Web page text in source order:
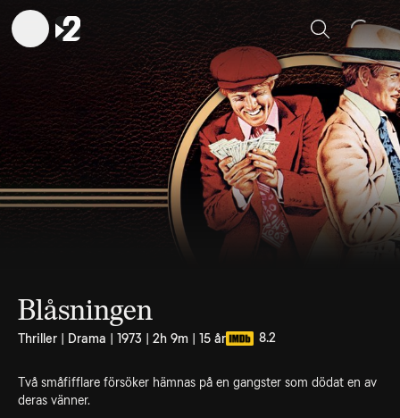
Sök
Blåsningen
Thriller | Drama | 1973 | 2h 9m | 15 år 8.2
Två småfifflare försöker hämnas på en gangster som dödat en av
deras vänner.